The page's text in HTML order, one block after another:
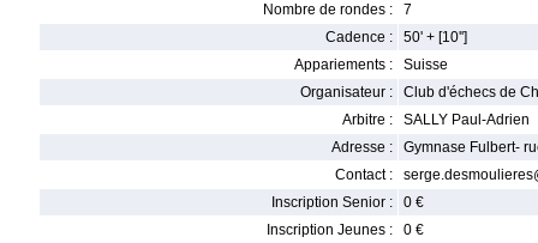
Nombre de rondes :
7
Cadence :
50' + [10'']
Appariements :
Suisse
Organisateur :
Club d'échecs de
Arbitre :
SALLY Paul-Adrien
Adresse :
Gymnase Fulbert-
Contact :
Inscription Senior :
0 €
Inscription Jeunes :
0 €